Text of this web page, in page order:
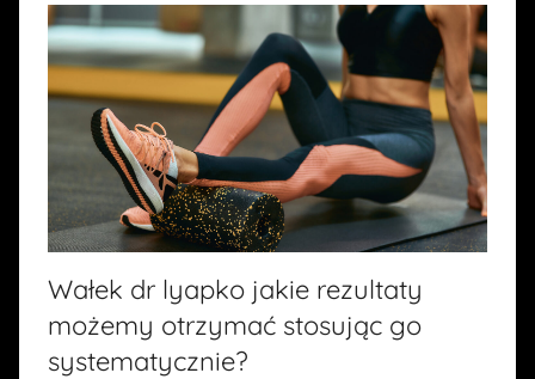
Wałek dr lyapko jakie rezultaty
możemy otrzymać stosując go
systematycznie?